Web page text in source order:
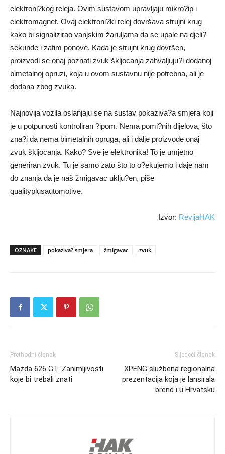
elektroni?kog releja. Ovim sustavom upravljaju mikro?ip i
elektromagnet. Ovaj elektroni?ki relej dovršava strujni krug
kako bi signalizirao vanjskim žaruljama da se upale na djeli?
sekunde i zatim ponove. Kada je strujni krug dovršen,
proizvodi se onaj poznati zvuk škljocanja zahvaljuju?i dodanoj
bimetalnoj opruzi, koja u ovom sustavnu nije potrebna, ali je
dodana zbog zvuka.
Najnovija vozila oslanjaju se na sustav pokaziva?a smjera koji
je u potpunosti kontroliran ?ipom. Nema pomi?nih dijelova, što
zna?i da nema bimetalnih opruga, ali i dalje proizvode onaj
zvuk škljocanja. Kako? Sve je elektronika! To je umjetno
generiran zvuk. Tu je samo zato što to o?ekujemo i daje nam
do znanja da je naš žmigavac uklju?en, piše
qualityplusautomotive.
Izvor: RevijaHAK
OZNAKE pokaziva? smjera žmigavac zvuk
Prethodni članak
Mazda 626 GT: Zanimljivosti
koje bi trebali znati
Sljedeći članak
XPENG službena regionalna
prezentacija koja je lansirala
brend i u Hrvatsku